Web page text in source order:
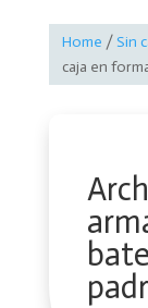
Home /Sin
caja en